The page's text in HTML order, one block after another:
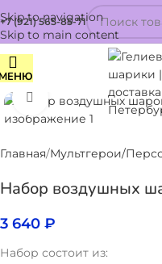
Skip to navigation
Skip to main content
+7 (921) 565-85-71
Нажмите, чтобы
Главная Мультгерои/
Набор воздушных
3 640 ₽
Набор состоит из: